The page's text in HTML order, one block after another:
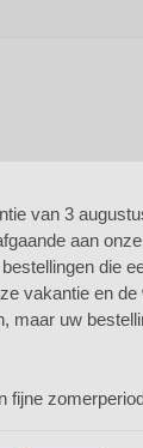
halfschaduw
waar
van 3
aan
die
vakantie en
maar uw
fijne